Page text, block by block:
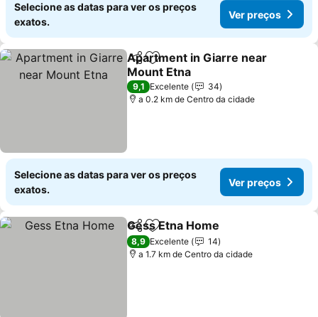
Selecione as datas para ver os preços
exatos.
Ver preços
PartilharAdicionar aos favoritos
Apartment in Giarre near
Mount Etna
Ver preços
9,1 Excelente
34
a 0.2 km de Centro da cidade
Selecione as datas para ver os preços
exatos.
Ver preços
PartilharAdicionar aos favoritos
Gess Etna Home
8,9 Excelente
14
a 1.7 km de Centro da cidade